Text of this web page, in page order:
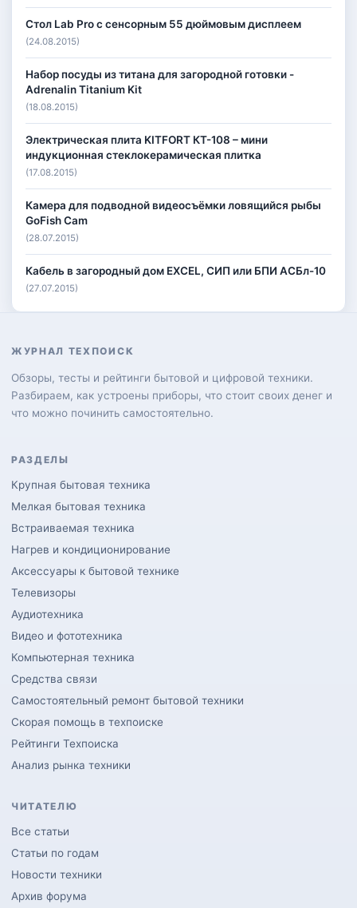
Стол Lab Pro с сенсорным 55 дюймовым дисплеем
(24.08.2015)
Набор посуды из титана для загородной готовки -
Adrenalin Titanium Kit
(18.08.2015)
Электрическая плита KITFORT КТ-108 – мини
индукционная стеклокерамическая плитка
(17.08.2015)
Камера для подводной видеосъёмки ловящийся рыбы
GoFish Cam
(28.07.2015)
Кабель в загородный дом EXCEL, СИП или БПИ АСБл-10
(27.07.2015)
ЖУРНАЛ ТЕХПОИСК
Обзоры, тесты и рейтинги бытовой и цифровой техники.
Разбираем, как устроены приборы, что стоит своих денег и
что можно починить самостоятельно.
РАЗДЕЛЫ
Крупная бытовая техника
Мелкая бытовая техника
Встраиваемая техника
Нагрев и кондиционирование
Аксессуары к бытовой технике
Телевизоры
Аудиотехника
Видео и фототехника
Компьютерная техника
Средства связи
Самостоятельный ремонт бытовой техники
Скорая помощь в техпоиске
Рейтинги Техпоиска
Анализ рынка техники
ЧИТАТЕЛЮ
Все статьи
Статьи по годам
Новости техники
Архив форума